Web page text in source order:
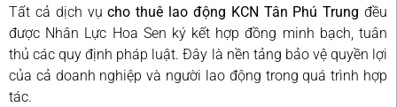
Tất cả dịch vụcho thuê lao động KCN Tân Phú Trung đều
được Nhân Lực Hoa Sen ký kết hợp đồng minh bạch, tuân
thủ các quy định pháp luật. Đây là nền tảng bảo vệ quyền lợi
của cả doanh nghiệp và người lao động trong quá trình hợp
tác.